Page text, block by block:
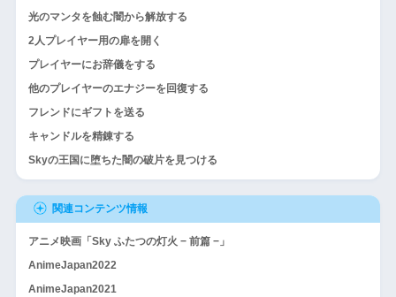
光のマンタを蝕む闇から解放する
2人プレイヤー用の扉を開く
プレイヤーにお辞儀をする
他のプレイヤーのエナジーを回復する
フレンドにギフトを送る
キャンドルを精錬する
Skyの王国に堕ちた闇の破片を見つける
関連コンテンツ情報
アニメ映画「Sky ふたつの灯火 − 前篇 −」
AnimeJapan2022
AnimeJapan2021